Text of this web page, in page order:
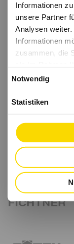
Informationen
unsere Partner
Analysen
Informationen
zusammen, die
haben.
Notwendig
Statistiken